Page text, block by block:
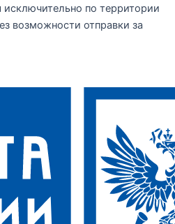
по территории
возможности отправки за